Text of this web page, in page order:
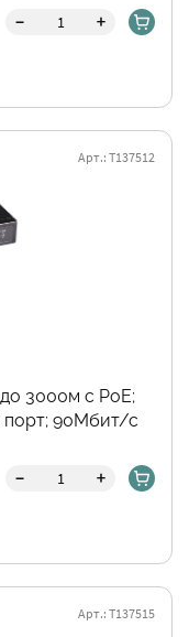
- +
Арт.: Т137512
3000м с PoE;
порт; 90Мбит/с
- +
Арт.: Т137515